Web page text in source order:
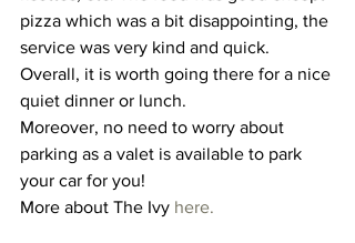
pizza which was a bit disappointing, the
service was very kind and quick.
Overall, it is worth going there for a nice
quiet dinner or lunch.
Moreover, no need to worry about
parking as a valet is available to park
your car for you!
More about The Ivy here.